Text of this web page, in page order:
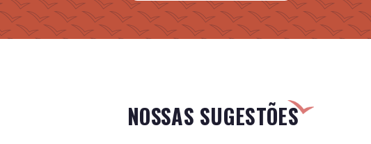
NOSSAS SUGESTÕES